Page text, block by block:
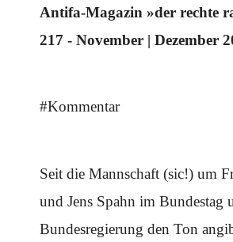
Suche
Audio
Schwerpunkt AFD-Verbot
Schwerpunkt zur USA und Faschist Trump
Schwerpunkt »Identitäre Bewegung«
Schwerpunkt NSU
Schwerpunkt »Reichsbürger«
Schwerpunkt NPD
Antifa-Magazin »der rechte
217 - November | Dezember
#Kommentar
Seit die Mannschaft (sic!) um
und Jens Spahn im Bundestag
Bundesregierung den Ton